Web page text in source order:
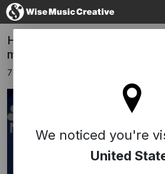
site
We noticed you're
United
Hildur Guðnadóttir gana el
mejor banda sonora por
7 enero 2020